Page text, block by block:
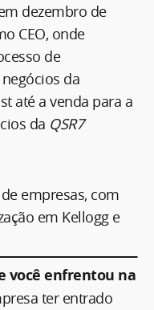
dezembro de
CEO, onde
de
da
até a venda para a
da QSR7
empresas, com
em Kellogg e
você enfrentou na
ter entrado